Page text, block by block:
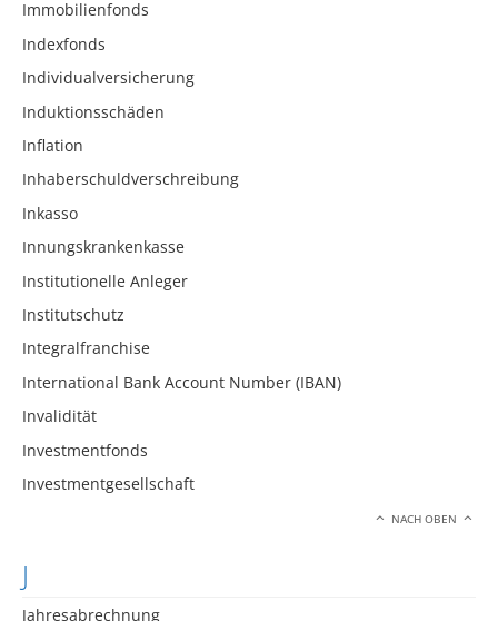
Immobilienfonds
Indexfonds
Individualversicherung
Induktionsschäden
Inflation
Inhaberschuldverschreibung
Inkasso
Innungskrankenkasse
Institutionelle Anleger
Institutschutz
Integralfranchise
International Bank Account Number (IBAN)
Invalidität
Investmentfonds
Investmentgesellschaft
NACH OBEN
J
Jahresabrechnung